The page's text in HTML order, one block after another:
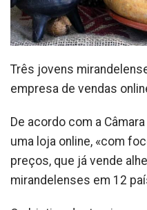
Três jovens
empresa de vendas
De acordo com a
uma loja online, «com
preços, que já vende
mirandelenses em 12